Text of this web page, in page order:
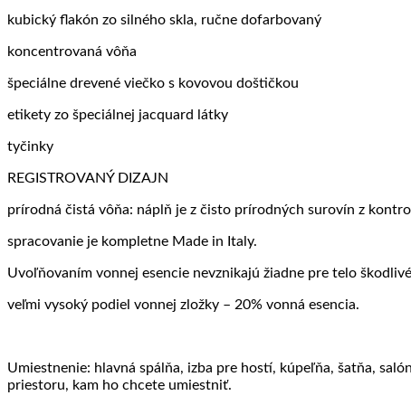
kubický flakón zo silného skla, ručne dofarbovaný
koncentrovaná vôňa
špeciálne drevené viečko s kovovou doštičkou
etikety zo špeciálnej jacquard látky
tyčinky
REGISTROVANÝ DIZAJN
prírodná čistá vôňa: náplň je z čisto prírodných surovín z
spracovanie je kompletne Made in Italy.
Uvoľňovaním vonnej esencie nevznikajú žiadne pre telo
veľmi vysoký podiel vonnej zložky – 20% vonná esencia.
Umiestnenie: hlavná spálňa, izba pre hostí, kúpeľňa, šatňa,
priestoru, kam ho chcete umiestniť.